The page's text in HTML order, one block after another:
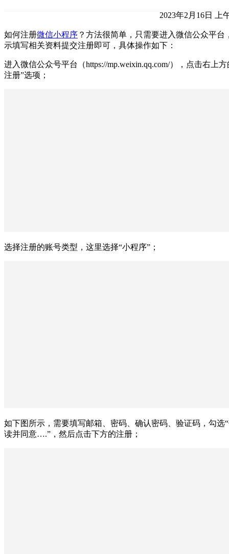
2023年2月16日 上
如何注册微信小程序 ？方法很简单，只需要进入微信公众平台
示填写相关资料提交注册即可，具体操作如下：
进入微信公众号平台（https://mp.weixin.qq.com/），点击右上方
注册”选项；
选择注册的账号类型，这里选择“小程序”；
如下图所示，需要填写邮箱、密码、确认密码、验证码，勾选
读并同意….”，然后点击下方的注册；